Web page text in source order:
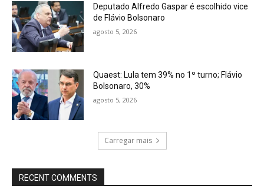
Deputado Alfredo Gaspar é escolhido vice
de Flávio Bolsonaro
agosto 5, 2026
Quaest: Lula tem 39% no 1º turno; Flávio
Bolsonaro, 30%
agosto 5, 2026
Carregar mais
RECENT COMMENTS